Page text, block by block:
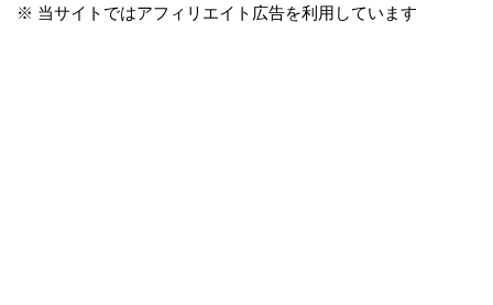
※ 当サイトではアフィリエイト広告を利用しています